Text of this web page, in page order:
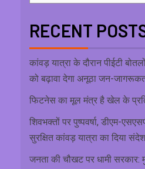
RECENT
कांवड़ यात्रा के दौरान पीईटी
को बढ़ावा देगा अनूठा जन-
फिटनेस का मूल मंत्र है खेल के
शिवभक्तों पर पुष्पवर्षा, डीएम-
सुरक्षित कांवड़ यात्रा का दिया संदेश
जनता की चौखट पर धामी सरकार: